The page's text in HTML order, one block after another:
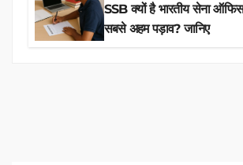
SSB क्यों है भारतीय सेना
सबसे अहम पड़ाव? जानिए